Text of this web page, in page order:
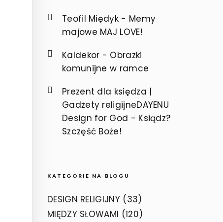
Teofil Międyk- Memy
majowe MAJ LOVE!
Kaldekor - Obrazki
komunijne w ramce
Prezent dla księdza |
Gadżety religijneDAYENU
Design for God - Ksiądz?
Szczęść Boże!
KATEGORIE NA BLOGU
DESIGN RELIGIJNY(33)
MIĘDZY SŁOWAMI (120)